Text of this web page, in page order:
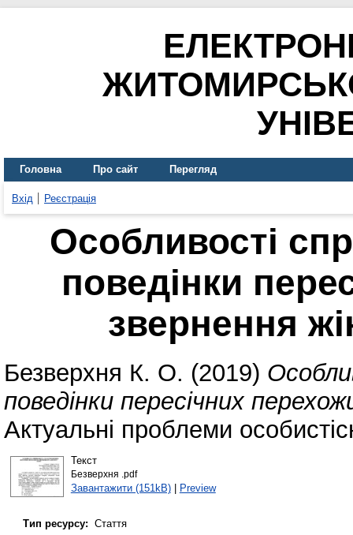
Головна Про сайт Перегляд
Вхід Реєстрація
Особливості
поведінки
звернення
Безверхня К. О. (2019)
поведінки пересічних
Актуальні проблеми
Текст
Безверхня .pdf
Завантажити (151kB)| Preview
Тип ресурсу: Стаття